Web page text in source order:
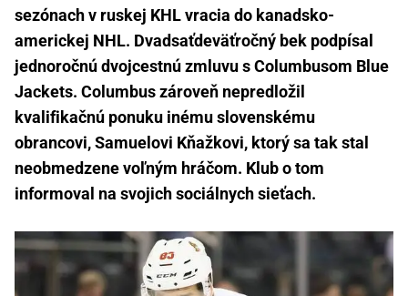
sezónach v ruskej KHL vracia do kanadsko-
americkej NHL. Dvadsaťdeväťročný bek podpísal
jednoročnú dvojcestnú zmluvu s Columbusom Blue
Jackets. Columbus zároveň nepredložil
kvalifikačnú ponuku inému slovenskému
obrancovi, Samuelovi Kňažkovi, ktorý sa tak stal
neobmedzene voľným hráčom. Klub o tom
informoval na svojich sociálnych sieťach.